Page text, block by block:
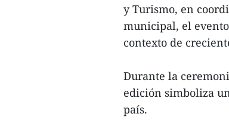
y Turismo, en
municipal, el
contexto de
Durante la
edición simboliza
país.